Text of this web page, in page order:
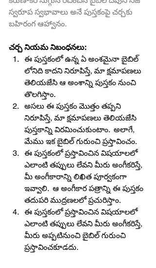
స్వరూప స్వభావాలు అనే పుస్తకంపై చర్చకు
బహిరంగ ఆహ్వానం.
చర్చ నియమ నిబంధనలు:
ఈ పుస్తకంలో ఉన్న ఏ అంశమైనా బైబిల్
లోనిది కాదని నిరూపిస్తే, మా క్షమాపణలు
తెలియజేసి ఆ అంశాన్ని పుస్తకం నుంచి
తొలగిస్తాం.
అసలు ఈ పుస్తకం మొత్తం తప్పని
నిరూపిస్తే, మా క్షమాపణలు తెలియజేసి
పుస్తకాన్ని విరమించుకుంటాం.  అలాగే,
మేము ఇక బైబిల్ గురుంచి ప్రస్తావించం.
ఈ పుస్తకంలో ప్రస్తావించిన విషయాలలో
ఎలాంటి తప్పులు లేవని మీరు అంగీకరిస్తే,
మీ అంగీకారాన్ని లిఖిత పూర్వకంగా
ఇవ్వాలి.  ఆ అంగీకార పత్రాన్ని ఈ పుస్తకం
తదుపరి ముద్రణలలో ప్రచురిస్తాం.
ఈ పుస్తకంలో ప్రస్తావించిన విషయాలలో
ఎలాంటి తప్పులు లేవని మీరు అంగీకరిస్తే,
మీరు అప్పటినుంచి బైబిల్ గురుంచి
ప్రస్తావించకూడదు.